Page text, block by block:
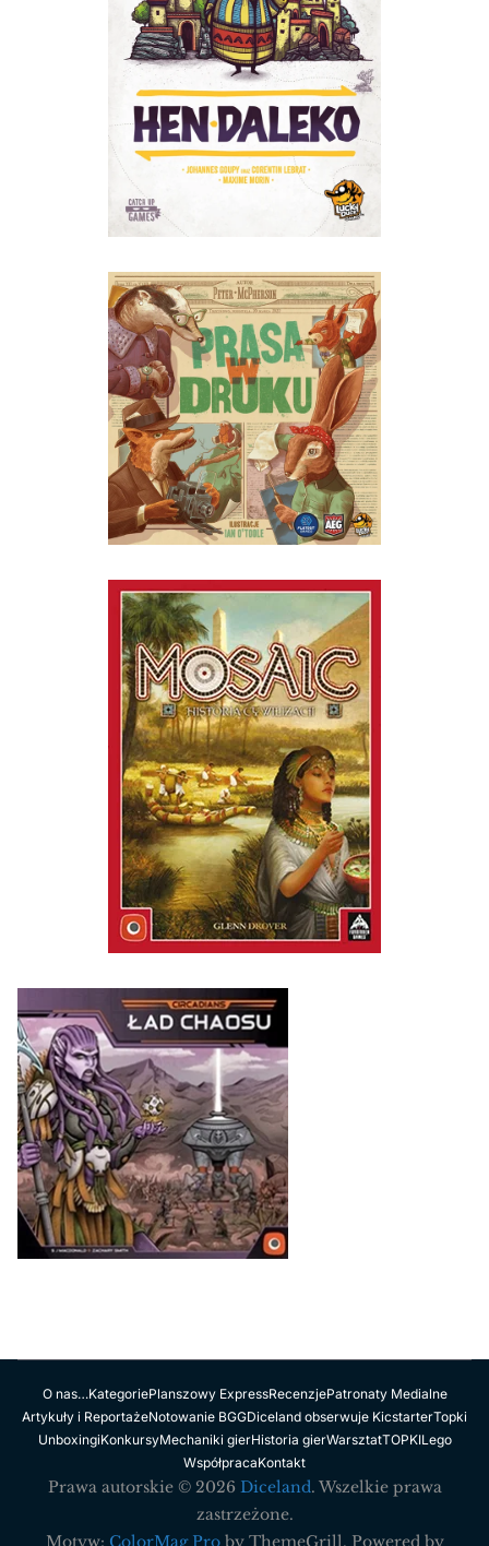
O nas…KategoriePlanszowy ExpressRecenzjePatronaty Medialne
Artykuły i ReportażeNotowanie BGGDiceland obserwuje KicstarterTopki
UnboxingiKonkursyMechaniki gierHistoria gierWarsztatTOPKILego
WspółpracaKontakt
Prawa autorskie © 2026 Diceland. Wszelkie prawa
zastrzeżone.
Motyw: ColorMag Proby ThemeGrill. Powered by